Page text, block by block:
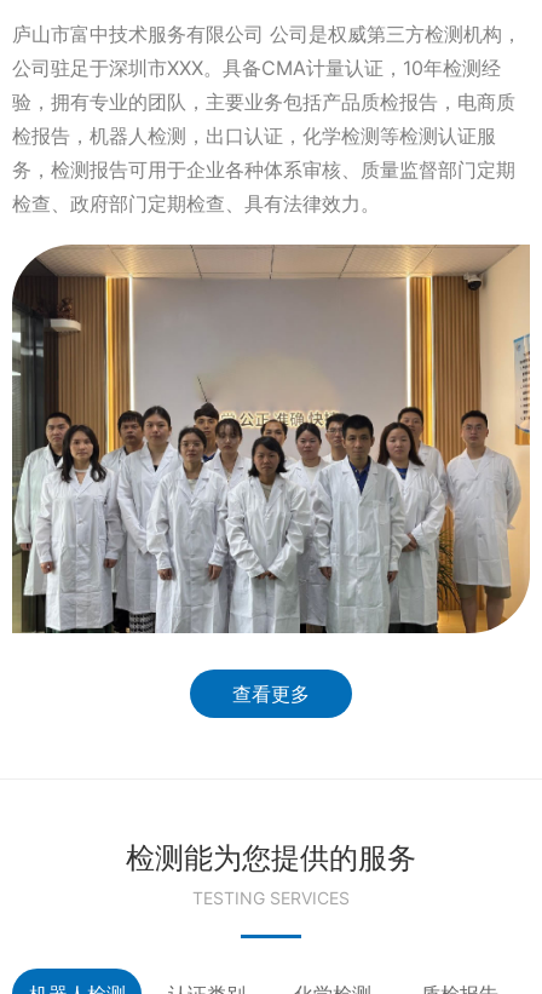
庐山市富中技术服务有限公司 公司是权威第三方检测机构，
公司驻足于深圳市XXX。具备CMA计量认证，10年检测经
验，拥有专业的团队，主要业务包括产品质检报告，电商质
检报告，机器人检测，出口认证，化学检测等检测认证服
务，检测报告可用于企业各种体系审核、质量监督部门定期
检查、政府部门定期检查、具有法律效力。
查看更多
检测能为您提供的服务
TESTING SERVICES